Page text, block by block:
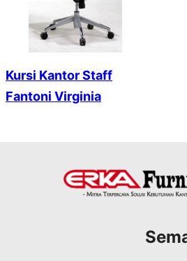
Kursi Kantor Staff
Fantoni Virginia